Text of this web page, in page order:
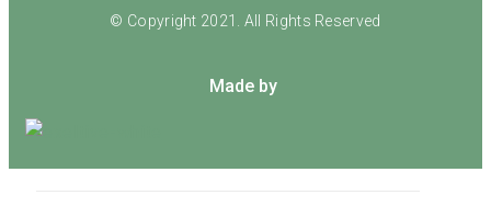
© Copyright 2021. All Rights Reserved
Made by